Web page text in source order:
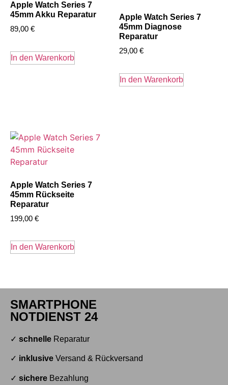
Apple Watch Series 7
45mm Akku Reparatur
89,00 €
In den Warenkorb
Apple Watch Series 7
45mm Diagnose
Reparatur
29,00 €
In den Warenkorb
Apple Watch Series 7
45mm Rückseite
Reparatur
199,00 €
In den Warenkorb
SMARTPHONE
NOTDIENST 24
✓ schnelle Reparatur
✓ inklusive Versand & Rückversand
✓ sichere Bezahlung